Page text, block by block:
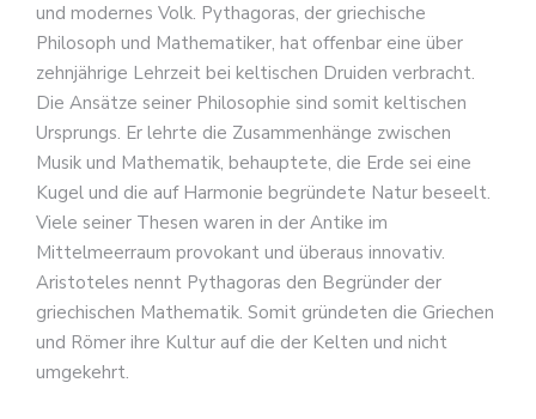
und modernes Volk. Pythagoras, der griechische
Philosoph und Mathematiker, hat offenbar eine über
zehnjährige Lehrzeit bei keltischen Druiden verbracht.
Die Ansätze seiner Philosophie sind somit keltischen
Ursprungs. Er lehrte die Zusammenhänge zwischen
Musik und Mathematik, behauptete, die Erde sei eine
Kugel und die auf Harmonie begründete Natur beseelt.
Viele seiner Thesen waren in der Antike im
Mittelmeerraum provokant und überaus innovativ.
Aristoteles nennt Pythagoras den Begründer der
griechischen Mathematik. Somit gründeten die Griechen
und Römer ihre Kultur auf die der Kelten und nicht
umgekehrt.